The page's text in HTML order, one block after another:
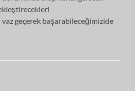
geçerek başarabileceğimizide